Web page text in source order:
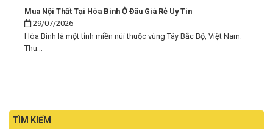
Mua Nội Thất Tại Hòa Bình Ở Đâu Giá Rẻ Uy Tín
29/07/2026
Hòa Bình là một tỉnh miền núi thuộc vùng Tây Bắc Bộ, Việt Nam.
Thu...
TÌM KIẾM